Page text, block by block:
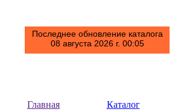
Последнее обновление каталога
08 августа 2026 г. 00:05
Главная Каталог